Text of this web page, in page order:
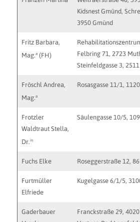
Kidsnest Gmünd,
3950 Gmünd
Fritz Barbara,
Mag.a(FH)
Felbring 71, 2723
Steinfeldgasse 3,
Fröschl Andrea,
Mag.a
Rosasgasse 11/1,
Frotzler
Waldtraut Stella,
Dr.in
Säulengasse 10/5,
Fuchs Elke Roseggerstraße 12,
Furtmüller
Elfriede
Kugelgasse 6/1/5,
Gaderbauer
Franckstraße 29,